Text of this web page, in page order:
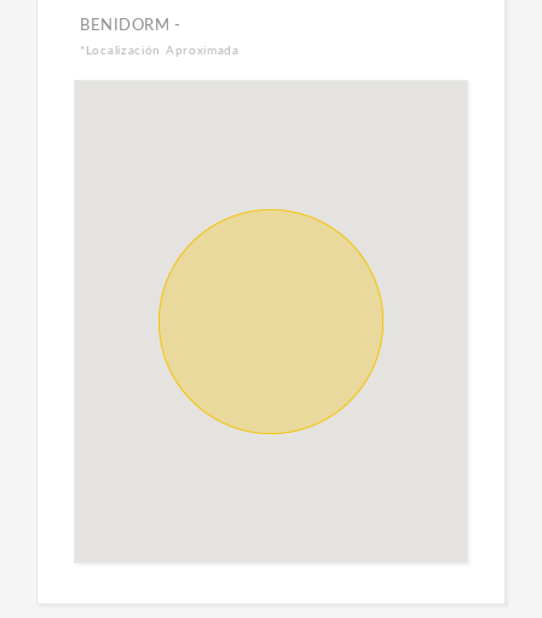
BENIDORM -
*Localización Aproximada